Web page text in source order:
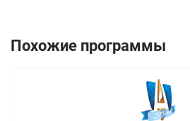
Похожие программы